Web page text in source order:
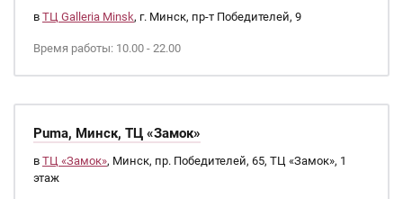
в ТЦ Galleria Minsk, г. Минск, пр-т Победителей, 9
Время работы: 10.00 - 22.00
Puma, Минск, ТЦ «Замок»
в ТЦ «Замок», Минск, пр. Победителей, 65, ТЦ «Замок», 1
этаж